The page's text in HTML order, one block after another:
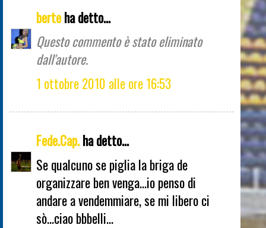
berteha detto...
Questo commento è stato eliminato
dall'autore.
1 ottobre 2010 alle ore 16:53
Fede.Cap.ha detto...
Se qualcuno se piglia la briga de
organizzare ben venga...io penso di
andare a vendemmiare, se mi libero ci
sò...ciao bbbelli...